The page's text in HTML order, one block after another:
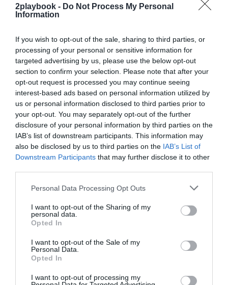
2playbook - Do Not Process My Personal
Information
If you wish to opt-out of the sale, sharing to third parties, or
processing of your personal or sensitive information for
targeted advertising by us, please use the below opt-out
section to confirm your selection. Please note that after your
opt-out request is processed you may continue seeing
interest-based ads based on personal information utilized by
us or personal information disclosed to third parties prior to
your opt-out. You may separately opt-out of the further
disclosure of your personal information by third parties on the
IAB’s list of downstream participants. This information may
also be disclosed by us to third parties on the IAB’s List of
Downstream Participants that may further disclose it to other
Personal Data Processing Opt Outs
I want to opt-out of the Sharing of my
personal data.
Opted In
I want to opt-out of the Sale of my
Personal Data.
Opted In
I want to opt-out of processing my
Amazon
NWSL
PRO Women in Sports
cerrados en España, Europa y Norteamérica en los
últimos 30 días y una entrevista con directores/as de las
Añadir2Playbookcomo fuente preferida de Google
de forma gratuita
Mantente informado con las últimas noticias de actualidad.
ACTIVAR AHORA
Compartir
Imprimir
Publicidad